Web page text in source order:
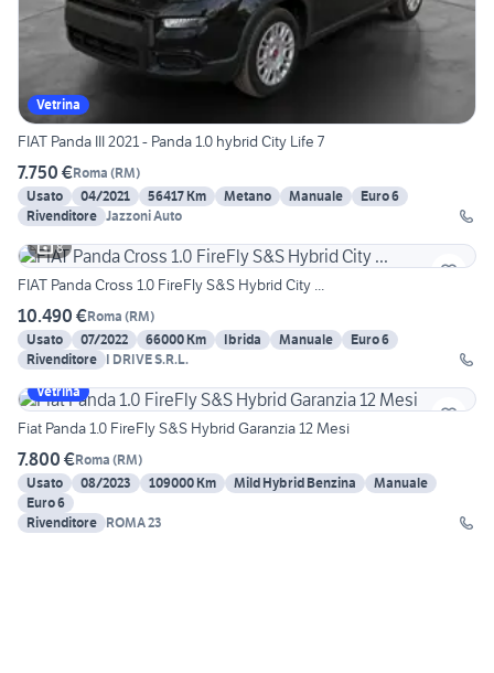
Vetrina
FIAT Panda III 2021 - Panda 1.0 hybrid City Life 7
7.750 €Roma (RM)
Usato
04/2021 56417 Km Metano Manuale
Euro 6
Rivenditore Jazzoni Auto
8
FIAT Panda Cross 1.0 FireFly S&S Hybrid City ...
10.490 €Roma (RM)
Usato
07/2022 66000 Km Ibrida Manuale
Euro 6
Rivenditore I DRIVE S.R.L.
Vetrina
Fiat Panda 1.0 FireFly S&S Hybrid Garanzia 12 Mesi
7.800 €Roma (RM)
Usato
08/2023 109000 Km Mild Hybrid Benzina
Manuale
Euro 6
Rivenditore ROMA 23